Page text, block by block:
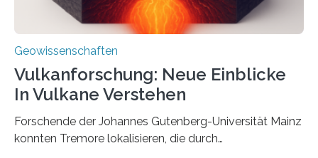
Geowissenschaften
Vulkanforschung: Neue Einblicke
In Vulkane Verstehen
Forschende der Johannes Gutenberg-Universität Mainz
konnten Tremore lokalisieren, die durch